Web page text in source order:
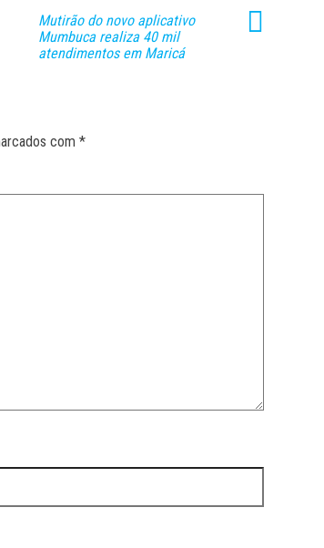
Mutirão do novo aplicativo
Mumbuca realiza 40 mil
atendimentos em Maricá
com *